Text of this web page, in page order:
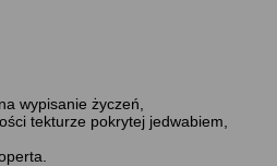
wypisanie życzeń,
tekturze pokrytej jedwabiem,